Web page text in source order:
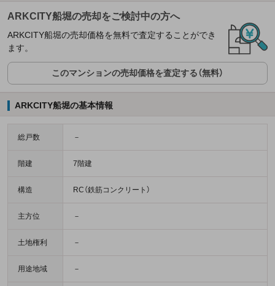
ARKCITY船堀の売却をご検討中の方へ
ARKCITY船堀の売却価格を無料で査定することができ
ます。
このマンションの売却価格を査定する（無料）
ARKCITY船堀の基本情報
総戸数 －
階建 7階建
構造 RC（鉄筋コンクリート）
主方位 －
土地権利 －
用途地域 －